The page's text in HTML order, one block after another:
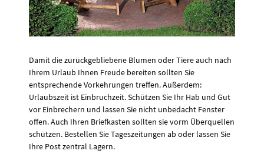
Damit die zurückgebliebene Blumen oder Tiere auch nach
Ihrem Urlaub Ihnen Freude bereiten sollten Sie
entsprechende Vorkehrungen treffen. Außerdem:
Urlaubszeit ist Einbruchzeit. Schützen Sie Ihr Hab und Gut
vor Einbrechern und lassen Sie nicht unbedacht Fenster
offen. Auch Ihren Briefkasten sollten sie vorm Überquellen
schützen. Bestellen Sie Tageszeitungen ab oder lassen Sie
Ihre Post zentral Lagern.